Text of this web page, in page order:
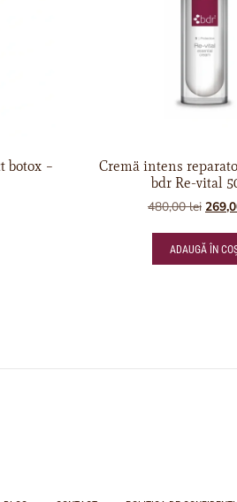
botox –
Cremä intens
bdr Re-vital
480,00lei
ADAUGĂ ÎN